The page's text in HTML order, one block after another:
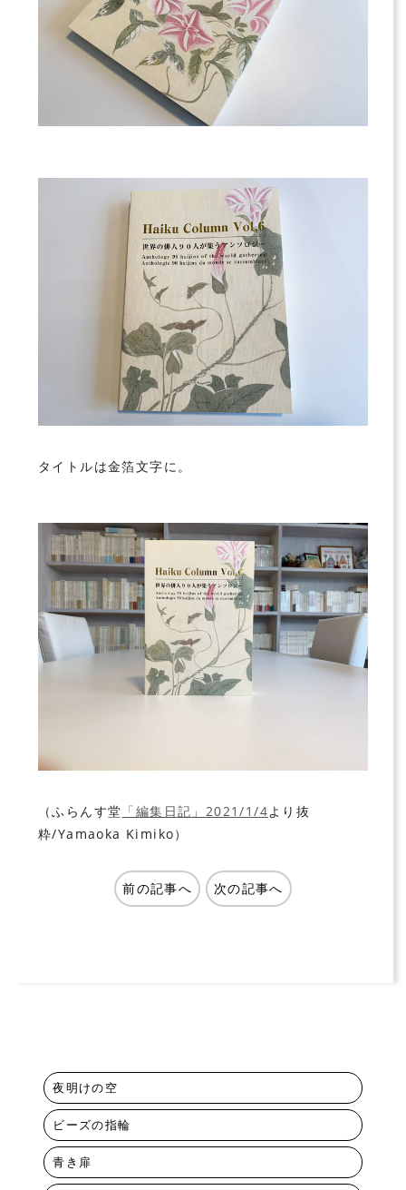
タイトルは金箔文字に。
（ふらんす堂 「編集日記」2021/1/4より抜
粋/Yamaoka Kimiko）
前の記事へ 次の記事へ
夜明けの空
ビーズの指輪
青き扉